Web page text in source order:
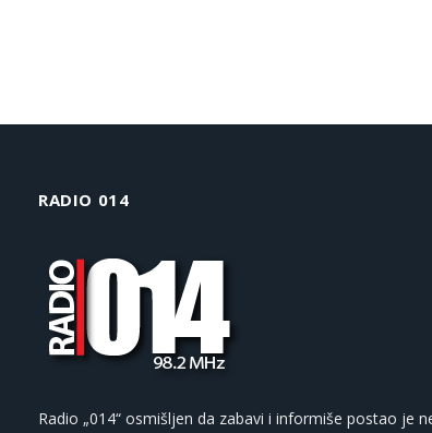
RADIO 014
Radio „014“ osmišljen da zabavi i informiše postao je